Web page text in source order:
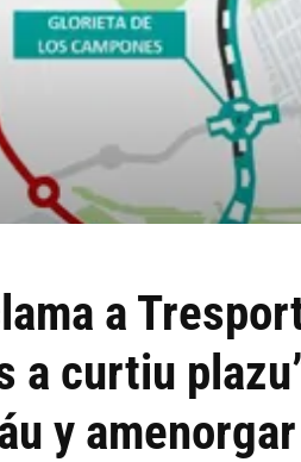
a
a curtiu
y